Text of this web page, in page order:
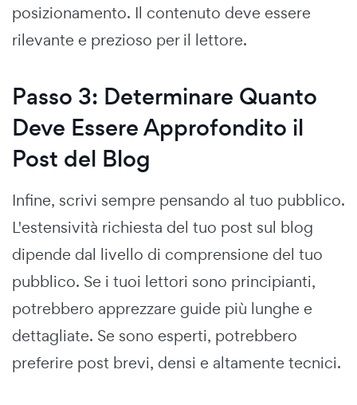
posizionamento. Il contenuto deve essere
rilevante e prezioso per il lettore.
Passo 3: Determinare Quanto
Deve Essere Approfondito il
Post del Blog
Infine, scrivi sempre pensando al tuo pubblico.
L'estensività richiesta del tuo post sul blog
dipende dal livello di comprensione del tuo
pubblico. Se i tuoi lettori sono principianti,
potrebbero apprezzare guide più lunghe e
dettagliate. Se sono esperti, potrebbero
preferire post brevi, densi e altamente tecnici.